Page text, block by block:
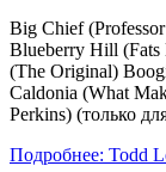
Big Chief
Blueberry Hill
(The Original)
Caldonia (What
Perkins) (только
Подробнее: Todd